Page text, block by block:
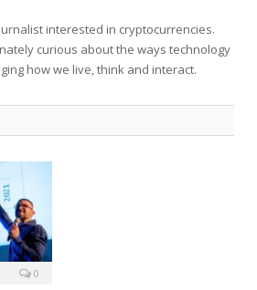
interested in cryptocurrencies.
curious about the ways technology
how we live, think and interact.
0